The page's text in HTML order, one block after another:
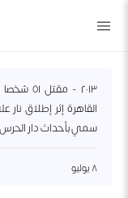
٢٠١٣ -
القاهرة إثر إطلاق
سمي بأحداث دار
٨ يوليو